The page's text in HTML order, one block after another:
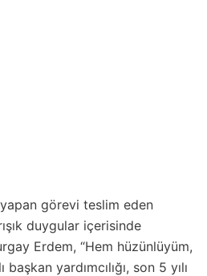
görevi teslim eden
duygular içerisinde
Erdem, “Hem hüzünlüyüm,
yardımcılığı, son 5 yılı